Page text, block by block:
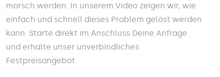
morsch werden. In unserem Video zeigen wir, wie
einfach und schnell dieses Problem gelöst werden
kann. Starte direkt im Anschluss Deine Anfrage
und erhalte unser unverbindliches
Festpreisangebot.